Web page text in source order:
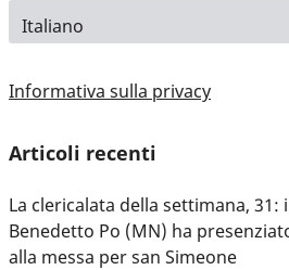
Informativa sulla privacy
Articoli recenti
La clericalata della settimana, 31:
Benedetto Po (MN) ha
alla messa per san Simeone